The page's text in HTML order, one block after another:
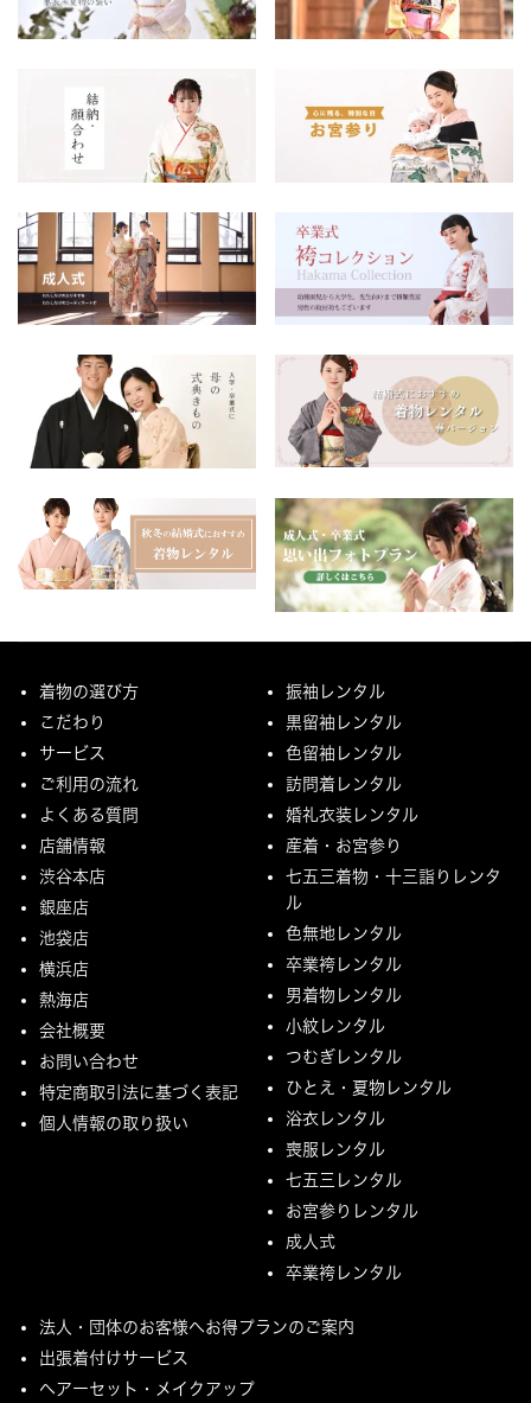
着物の選び方
こだわり
サービス
ご利用の流れ
よくある質問
店舗情報
渋谷本店
銀座店
池袋店
横浜店
熱海店
会社概要
お問い合わせ
特定商取引法に基づく表記
個人情報の取り扱い
振袖レンタル
黒留袖レンタル
色留袖レンタル
訪問着レンタル
婚礼衣装レンタル
産着・お宮参り
七五三着物・十三詣りレンタ
ル
色無地レンタル
卒業袴レンタル
男着物レンタル
小紋レンタル
つむぎレンタル
ひとえ・夏物レンタル
浴衣レンタル
喪服レンタル
七五三レンタル
お宮参りレンタル
成人式
卒業袴レンタル
法人・団体のお客様へお得プランのご案内
出張着付けサービス
ヘアーセット・メイクアップ